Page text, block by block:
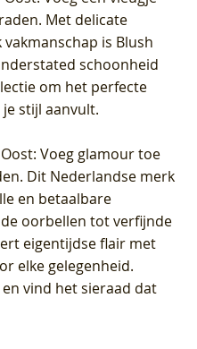
Met delicate
is Blush
schoonheid
om het perfecte
stijl aanvult.
: Voeg glamour toe
Dit Nederlandse merk
en betaalbare
oorbellen tot verfijnde
eigentijdse flair met
elke gelegenheid.
vind het sieraad dat